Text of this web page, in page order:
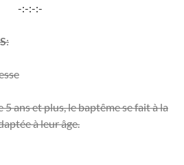
-:-:-:-
:
5 ans et plus, le baptême se fait à la
à leur âge.